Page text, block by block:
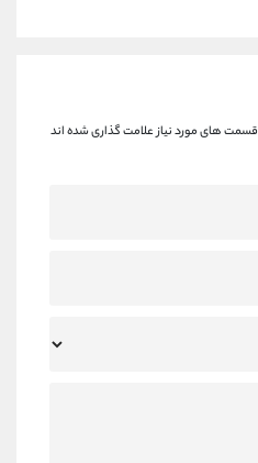
قسمت های مورد نیاز علامت گذاری شده اند